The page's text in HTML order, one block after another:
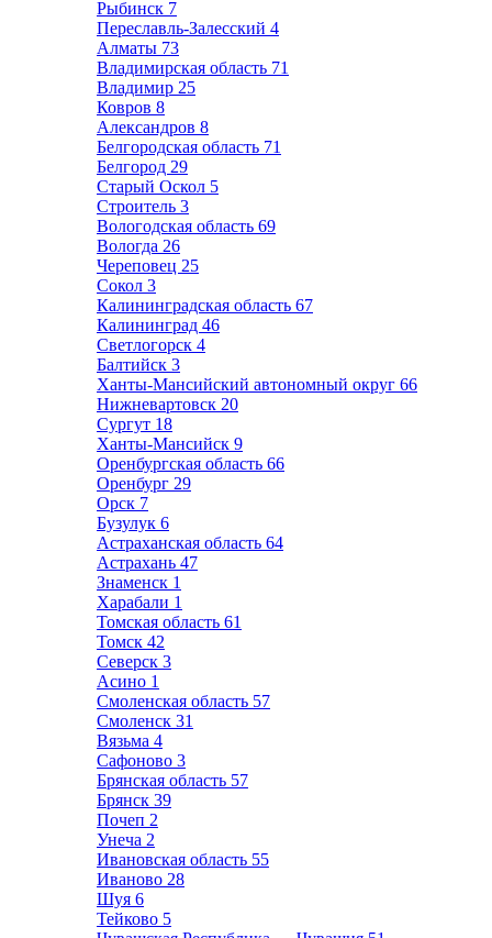
Рыбинск 7
Переславль-Залесский 4
Алматы 73
Владимирская область 71
Владимир 25
Ковров 8
Александров 8
Белгородская область 71
Белгород 29
Старый Оскол 5
Строитель 3
Вологодская область 69
Вологда 26
Череповец 25
Сокол 3
Калининградская область 67
Калининград 46
Светлогорск 4
Балтийск 3
Ханты-Мансийский автономный округ 66
Нижневартовск 20
Сургут 18
Ханты-Мансийск 9
Оренбургская область 66
Оренбург 29
Орск 7
Бузулук 6
Астраханская область 64
Астрахань 47
Знаменск 1
Харабали 1
Томская область 61
Томск 42
Северск 3
Асино 1
Смоленская область 57
Смоленск 31
Вязьма 4
Сафоново 3
Брянская область 57
Брянск 39
Почеп 2
Унеча 2
Ивановская область 55
Иваново 28
Шуя 6
Тейково 5